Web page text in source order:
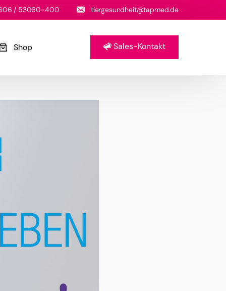
/ 53060-400 tiergesundheit@tapmed.de
Shop Sales-Kontakt